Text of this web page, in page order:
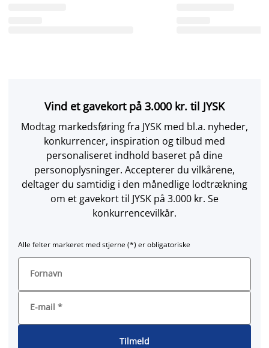
Vind et gavekort på 3.000 kr. til JYSK
Modtag markedsføring fra JYSK med bl.a. nyheder,
konkurrencer, inspiration og tilbud med
personaliseret indhold baseret på dine
personoplysninger. Accepterer du vilkårene,
deltager du samtidig i den månedlige lodtrækning
om et gavekort til JYSK på 3.000 kr. Se
konkurrencevilkår.
Alle felter markeret med stjerne (*) er obligatoriske
Fornavn
E-mail *
Tilmeld